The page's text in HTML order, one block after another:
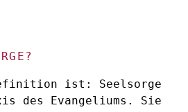
ist: Seelsorge
des Evangeliums. Sie